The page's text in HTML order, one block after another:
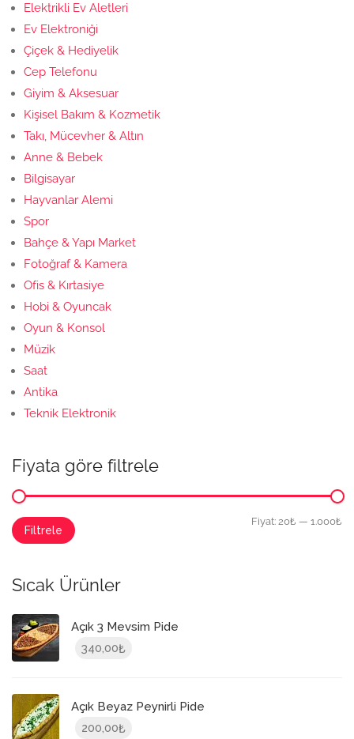
Elektrikli Ev Aletleri
Ev Elektroniği
Çiçek & Hediyelik
Cep Telefonu
Giyim & Aksesuar
Kişisel Bakım & Kozmetik
Takı, Mücevher & Altın
Anne & Bebek
Bilgisayar
Hayvanlar Alemi
Spor
Bahçe & Yapı Market
Fotoğraf & Kamera
Ofis & Kırtasiye
Hobi & Oyuncak
Oyun & Konsol
Müzik
Saat
Antika
Teknik Elektronik
Fiyata göre filtrele
En
fiyat
En
fiyat
Filtrele
Fiyat: 20₺ — 1.000₺
Sıcak Ürünler
Açık 3 Mevsim Pide
340,00₺
Açık Beyaz Peynirli Pide
200,00₺